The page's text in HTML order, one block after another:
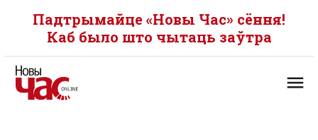
Падтрымайце «Новы Час» сёння!
Каб было што чытаць заўтра